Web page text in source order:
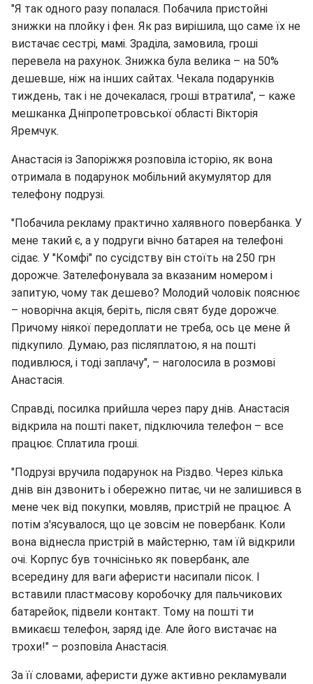
"Я так одного разу попалася. Побачила пристойні
знижки на плойку і фен. Як раз вирішила, що саме їх не
вистачає сестрі, мамі. Зраділа, замовила, гроші
перевела на рахунок. Знижка була велика – на 50%
дешевше, ніж на інших сайтах. Чекала подарунків
тиждень, так і не дочекалася, гроші втратила", – каже
мешканка Дніпропетровської області Вікторія
Яремчук.
Анастасія із Запоріжжя розповіла історію, як вона
отримала в подарунок мобільний акумулятор для
телефону подрузі.
"Побачила рекламу практично халявного повербанка. У
мене такий є, а у подруги вічно батарея на телефоні
сідає. У "Комфі" по сусідству він стоїть на 250 грн
дорожче. Зателефонувала за вказаним номером і
запитую, чому так дешево? Молодий чоловік пояснює
– новорічна акція, беріть, після свят буде дорожче.
Причому ніякої передоплати не треба, ось це мене й
підкупило. Думаю, раз післяплатою, я на пошті
подивлюся, і тоді заплачу", – наголосила в розмові
Анастасія.
Справді, посилка прийшла через пару днів. Анастасія
відкрила на пошті пакет, підключила телефон – все
працює. Сплатила гроші.
"Подрузі вручила подарунок на Різдво. Через кілька
днів він дзвонить і обережно питає, чи не залишився в
мене чек від покупки, мовляв, пристрій не працює. А
потім з'ясувалося, що це зовсім не повербанк. Коли
вона віднесла пристрій в майстерню, там їй відкрили
очі. Корпус був точнісінько як повербанк, але
всередину для ваги аферисти насипали пісок. І
вставили пластмасову коробочку для пальчикових
батарейок, підвели контакт. Тому на пошті ти
вмикаєш телефон, заряд іде. Але його вистачає на
трохи!" – розповіла Анастасія.
За її словами, аферисти дуже активно рекламували